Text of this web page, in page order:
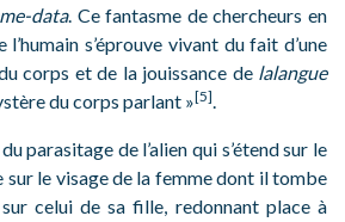
data. Ce fantasme de chercheurs en
s’éprouve vivant du fait d’une
corps et de la jouissance de lalangue
du corps parlant »[5].
parasitage de l’alien qui s’étend sur le
le visage de la femme dont il tombe
celui de sa fille, redonnant place à